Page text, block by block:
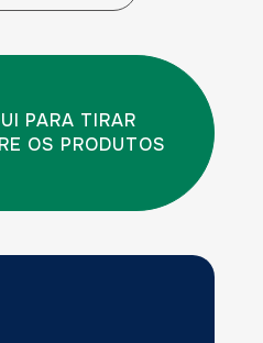
PARA TIRAR
OS PRODUTOS